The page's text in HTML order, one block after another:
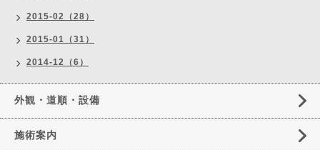
2015-02（28）
2015-01（31）
2014-12（6）
外観・道順・設備
施術案内